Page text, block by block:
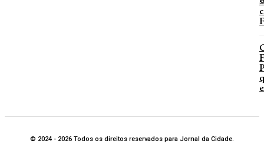
© 2024 - 2026 Todos os direitos reservados para Jornal da Cidade.